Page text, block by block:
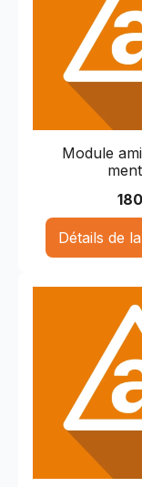
Module
180
Détails de